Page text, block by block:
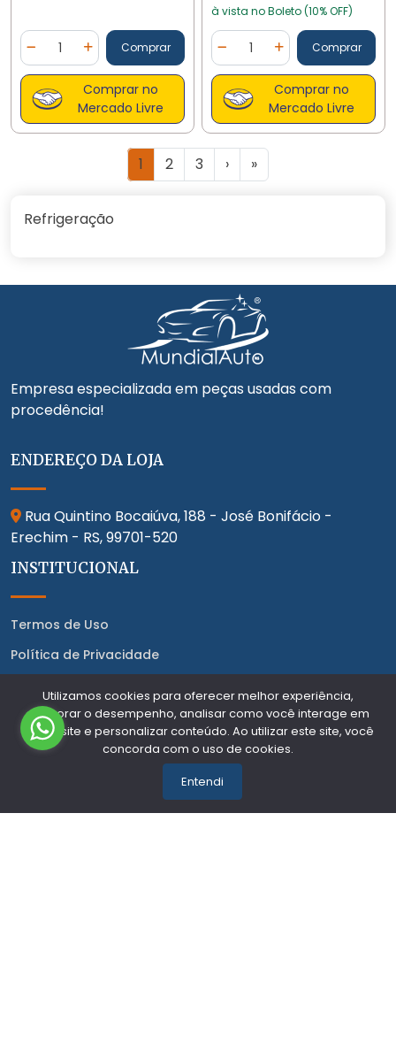
Diminuir Quantidade
Quantidade
Adicionar Quantidade
Comprar
Comprar no
Mercado Livre
à vista no Boleto (10% OFF)
Diminuir Quantidade
Quantidade
AdicionarComprar
Comprar no
Mercado Livre
1 2 3 › »
Refrigeração
Empresa especializada em peças usadas com
procedência!
ENDEREÇO DA LOJA
Rua Quintino Bocaiúva, 188 - José Bonifácio -
Erechim - RS,99701-520
INSTITUCIONAL
Termos de Uso
Política de Privacidade
Telefone:(54) 3522-0080
(54) 98432-7991
E-mail: atendimento@mundialauto.com.br
Utilizamos cookies para oferecer melhor experiência,
melhorar o desempenho, analisar como você interage em
nosso site e personalizar conteúdo. Ao utilizar este site, você
concorda com o uso de cookies.
Entendi